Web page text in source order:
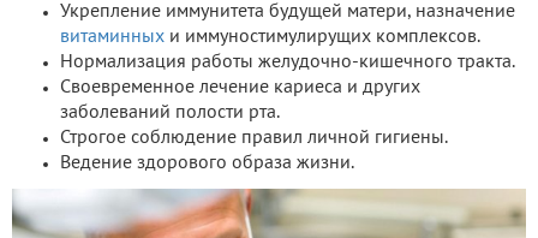
Укрепление иммунитета будущей матери, назначение
витаминных и иммуностимулирущих комплексов.
Нормализация работы желудочно-кишечного тракта.
Своевременное лечение кариеса и других
заболеваний полости рта.
Строгое соблюдение правил личной гигиены.
Ведение здорового образа жизни.